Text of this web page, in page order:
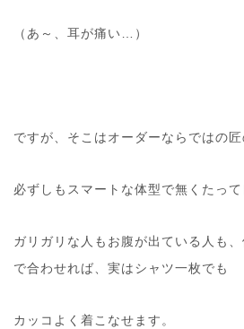
（あ～、耳が痛い…）
ですが、そこはオーダーならではの匠
必ずしもスマートな体型で無くたって
ガリガリな人もお腹が出ている人も
で合わせれば、実はシャツ一枚でも
カッコよく着こなせます。